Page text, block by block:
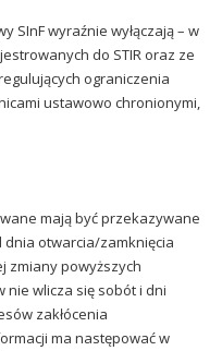
SInF wyraźnie wyłączają – w
do STIR oraz ze
ograniczenia
ustawowo chronionymi,
mają być przekazywane
dnia otwarcia/zamknięcia
zmiany powyższych
nie wlicza się sobót i dni
zakłócenia
ma następować w